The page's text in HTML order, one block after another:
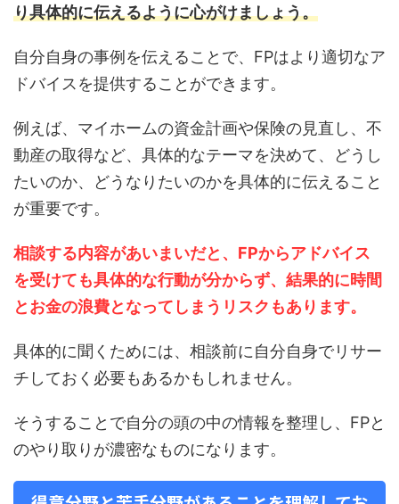
り具体的に伝えるように心がけましょう。
自分自身の事例を伝えることで、FPはより適切なア
ドバイスを提供することができます。
例えば、マイホームの資金計画や保険の見直し、不
動産の取得など、具体的なテーマを決めて、どうし
たいのか、どうなりたいのかを具体的に伝えること
が重要です。
相談する内容があいまいだと、FPからアドバイス
を受けても具体的な行動が分からず、結果的に時間
とお金の浪費となってしまうリスクもあります。
具体的に聞くためには、相談前に自分自身でリサー
チしておく必要もあるかもしれません。
そうすることで自分の頭の中の情報を整理し、FPと
のやり取りが濃密なものになります。